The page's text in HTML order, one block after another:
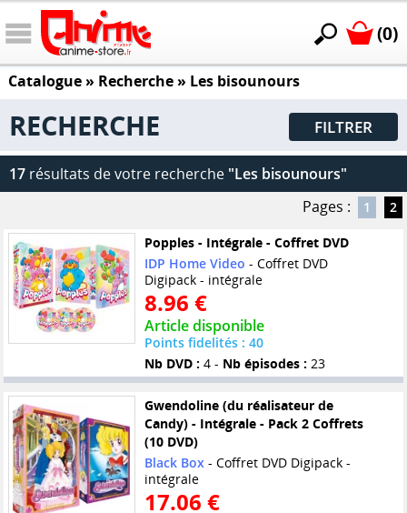
(0)
Catalogue» Recherche » Les bisounours
RECHERCHE FILTRER
17 résultats de votre recherche "Les bisounours"
Pages :
1 2
Popples - Intégrale - Coffret DVD
IDP Home Video - Coffret DVD
Digipack - intégrale
8.96 €
Article disponible
Points fidelités : 40
Nb DVD : 4 - Nb épisodes : 23
Gwendoline (du réalisateur de
Candy) - Intégrale - Pack 2 Coffrets
(10 DVD)
Black Box- Coffret DVD Digipack -
intégrale
17.06 €